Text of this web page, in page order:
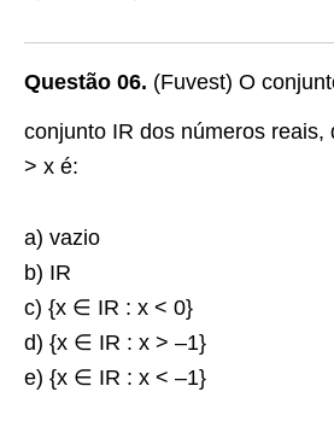
Questão 06. (Fuvest) O
conjunto IR dos números reais,
> x é:
a) vazio
b) IR
c) {x ∈ IR : x < 0}
d) {x ∈ IR : x > –1}
e) {x ∈ IR : x < –1}